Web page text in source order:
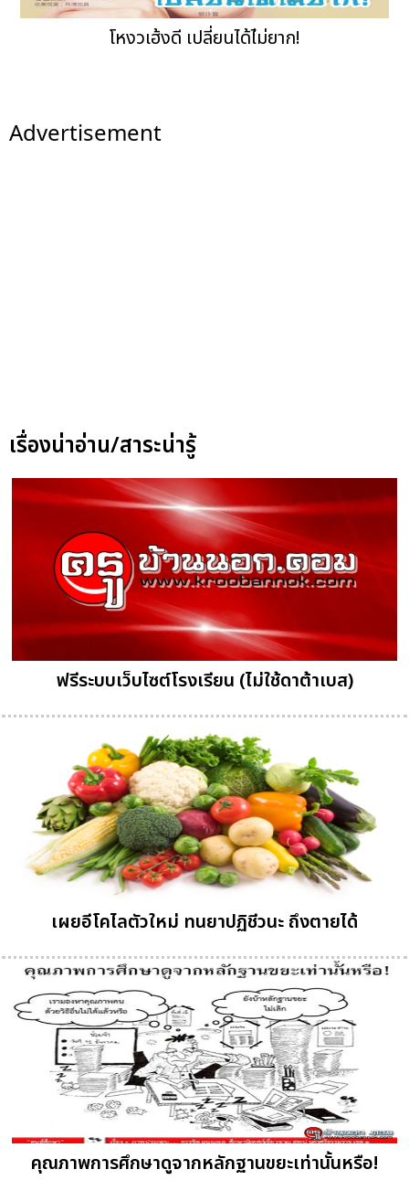
โหงวเฮ้งดี เปลี่ยนได้ไ่ม่ยาก!
Advertisement
เรื่องน่าอ่าน/สาระน่ารู้
ฟรีระบบเว็บไซต์โรงเรียน (ไม่ใช้ดาต้าเบส)
เผยอีโคไลตัวใหม่ ทนยาปฏิชีวนะ ถึงตายได้
คุณภาพการศึกษาดูจากหลักฐานขยะเท่านั้นหรือ!